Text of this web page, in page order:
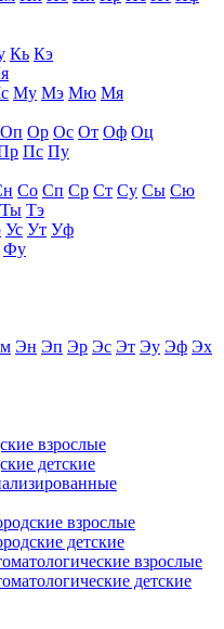
Кь Кэ
Му Мэ Мю Мя
Оп Ор Ос От Оф Оц
Пс Пу
Со Сп Ср Ст Су Сы Сю
Ты Тэ
Ус Ут Уф
Фу
Эн Эп Эр Эс Эт Эу Эф Эх
взрослые
детские
взрослые
детские
взрослые
детские